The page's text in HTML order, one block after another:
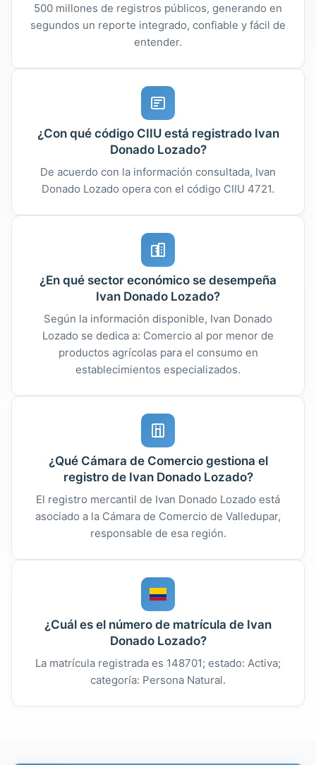
500 millones de registros públicos, generando en
segundos un reporte integrado, confiable y fácil de
entender.
¿Con qué código CIIU está registrado Ivan
Donado Lozado?
De acuerdo con la información consultada, Ivan
Donado Lozado opera con el código CIIU 4721.
¿En qué sector económico se desempeña
Ivan Donado Lozado?
Según la información disponible, Ivan Donado
Lozado se dedica a: Comercio al por menor de
productos agrícolas para el consumo en
establecimientos especializados.
¿Qué Cámara de Comercio gestiona el
registro de Ivan Donado Lozado?
El registro mercantil de Ivan Donado Lozado está
asociado a la Cámara de Comercio de Valledupar,
responsable de esa región.
¿Cuál es el número de matrícula de Ivan
Donado Lozado?
La matrícula registrada es 148701; estado: Activa;
categoría: Persona Natural.